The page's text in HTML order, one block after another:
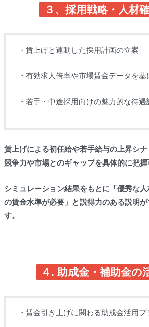
３、採用戦略・人材
・賃上げと連動した採用計画の立案
・有効求人倍率や市場賃金データを
・若手・中途採用向けの魅力的な待
賃上げによる初任給や若手給与の上昇シ
競争力や市場とのギャップを具体的に把握
シミュレーション結果をもとに「優秀な
の賃金水準が必要」と説得力のある説明
す。
４. 助成金・補助金の
・賃金引き上げに関わる助成金活用